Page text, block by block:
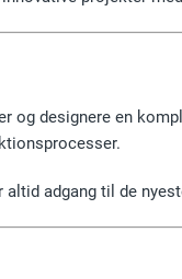
og designere en
adgang til de